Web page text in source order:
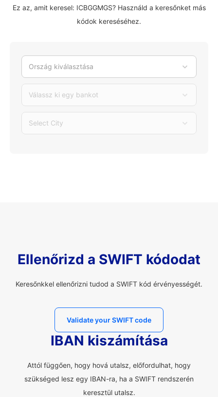
Ez az, amit keresel: ICBGGMGS? Használd a keresőnket más
kódok kereséséhez.
Ország kiválasztása
Válassz ki egy bankot
Select City
Ellenőrizd a SWIFT kódodat
Keresőnkkel ellenőrizni tudod a SWIFT kód érvényességét.
Validate your SWIFT code
IBAN kiszámítása
Attól függően, hogy hová utalsz, előfordulhat, hogy
szükséged lesz egy IBAN-ra, ha a SWIFT rendszerén
keresztül utalsz.